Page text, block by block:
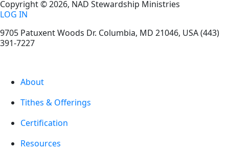
Copyright © 2026, NAD Stewardship Ministries
LOG IN
9705 Patuxent Woods Dr. Columbia, MD 21046, USA(443)
391-7227
About
Tithes & Offerings
Certification
Resources